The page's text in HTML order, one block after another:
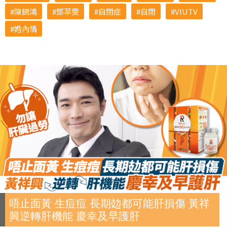
陳錦鴻
鄧萃雯 自閉症 自閉
VIUTV
婚內情
唔止面黃 生痘痘 長期攰都可能肝損傷 黃祥
興逆轉肝機能 慶幸及早護肝